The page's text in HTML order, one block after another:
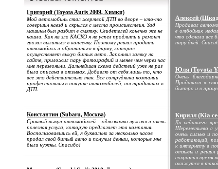
Григорий (Toyota Auris 2009, Химки)
Мой автомобиль стал жертвой ДТП во дворе – кто-то
совершил наезд и скрылся с места происшествия. Зад
машины был разбит в смятку. Свидетелей конечно же не
нашли. Как на зло КАСКО я не успел продлить и ремонт
грозил вылиться в копеечку. Поэтому решил продать
автомобиль и обратиться в фирму, которая
осуществляет выкуп битых авто. Заполнил заявку на
сайте, приложил пару фотографий и менее чем через час
мне перезвонили. Дальнейшая схема действий уже не раз
была описана в отзывах. Добавлю от себя лишь то, что
все это действительно так. Все сотрудники компании
профессионалы в покупке автомобилей, пострадавших в
ДТП.
Константин (Subaru, Москва)
Срочный выкуп автомобилей – однозначно нужная и очень
полезная услуга, которую предлагает эта компания.
Воспользовавшись ей, я буквально за несколько часов
продал свой битый авто и получил деньги, которые мне
были нужны. Спасибо!
Алексей
Продавал
в отбойник
что сделали все
пару дней.
Юля (Toyota
Очень
Продавала в
быстро и в
Кирилл (Kia
До недавнего
Шереметьево с
очень сильно и
работающий,
к интернету в
отзывы и решил
сократил время
окажутся в